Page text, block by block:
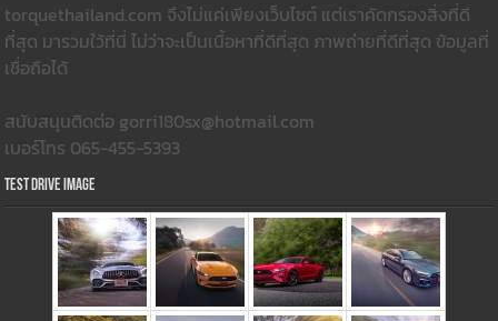
torquethailand.com จึงไม่แค่เพียงเว็บไซต์ แต่เราคัดกรองสิ่งที่ดี
ที่สุด มารวมใว้ที่นี่ ไม่ว่าจะเป็นเนื้อหาที่ดีที่สุด ภาพถ่ายที่ดีที่สุด ข้อมูลที่
เชื่อถือได้
สนับสนุนติดต่อ gorri180sx@hotmail.com
เบอร์โทร 065-455-5393
Test Drive Image